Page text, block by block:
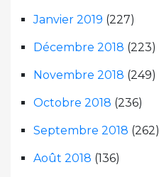
Janvier 2019 (227)
Décembre 2018 (223)
Novembre 2018 (249)
Octobre 2018 (236)
Septembre 2018 (262)
Août 2018 (136)